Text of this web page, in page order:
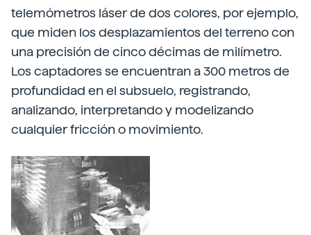
telemómetros láser de dos colores, por ejemplo,
que miden los desplazamientos del terreno con
una precisión de cinco décimas de milímetro.
Los captadores se encuentran a 300 metros de
profundidad en el subsuelo, registrando,
analizando, interpretando y modelizando
cualquier fricción o movimiento.